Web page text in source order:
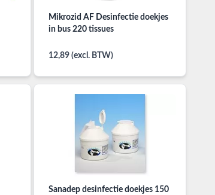
Mikrozid AF Desinfectie doekjes
in bus 220 tissues
12,89 (excl. BTW)
Sanadep desinfectie doekjes 150